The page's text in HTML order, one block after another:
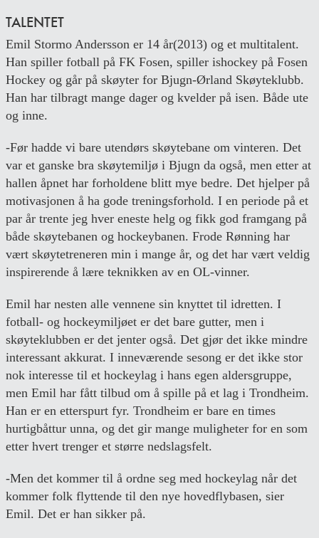
TALENTET
Emil Stormo Andersson er 14 år(2013) og et multitalent.
Han spiller fotball på FK Fosen, spiller ishockey på Fosen
Hockey og går på skøyter for Bjugn-Ørland Skøyteklubb.
Han har tilbragt mange dager og kvelder på isen. Både ute
og inne.
-Før hadde vi bare utendørs skøytebane om vinteren. Det
var et ganske bra skøytemiljø i Bjugn da også, men etter at
hallen åpnet har forholdene blitt mye bedre. Det hjelper på
motivasjonen å ha gode treningsforhold. I en periode på et
par år trente jeg hver eneste helg og fikk god framgang på
både skøytebanen og hockeybanen. Frode Rønning har
vært skøytetreneren min i mange år, og det har vært veldig
inspirerende å lære teknikken av en OL-vinner.
Emil har nesten alle vennene sin knyttet til idretten. I
fotball- og hockeymiljøet er det bare gutter, men i
skøyteklubben er det jenter også. Det gjør det ikke mindre
interessant akkurat. I inneværende sesong er det ikke stor
nok interesse til et hockeylag i hans egen aldersgruppe,
men Emil har fått tilbud om å spille på et lag i Trondheim.
Han er en etterspurt fyr. Trondheim er bare en times
hurtigbåttur unna, og det gir mange muligheter for en som
etter hvert trenger et større nedslagsfelt.
-Men det kommer til å ordne seg med hockeylag når det
kommer folk flyttende til den nye hovedflybasen, sier
Emil. Det er han sikker på.